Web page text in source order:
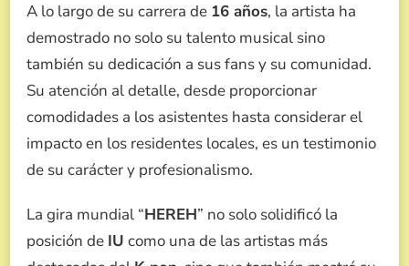
A lo largo de su carrera de 16 años, la artista ha
demostrado no solo su talento musical sino
también su dedicación a sus fans y su comunidad.
Su atención al detalle, desde proporcionar
comodidades a los asistentes hasta considerar el
impacto en los residentes locales, es un testimonio
de su carácter y profesionalismo.
La gira mundial “HEREH” no solo solidificó la
posición de IU como una de las artistas más